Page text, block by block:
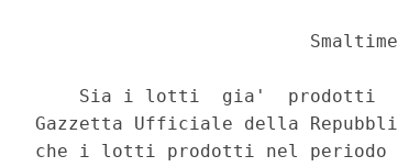
Sia i lotti  gia'  prodotti
Gazzetta Ufficiale della
che i lotti prodotti nel